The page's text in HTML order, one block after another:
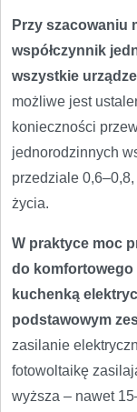
Przy szacowaniu
współczynnik
wszystkie
możliwe jest
konieczności
jednorodzinnych
przedziale
życia.
W praktyce moc
do komfortowego
kuchenką
podstawowym
zasilanie
fotowoltaikę
wyższa – nawet